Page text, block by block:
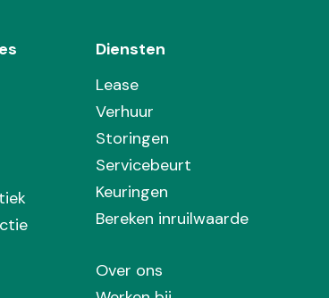
Diensten
Lease
Verhuur
Storingen
Servicebeurt
Keuringen
Bereken inruilwaarde
Over ons